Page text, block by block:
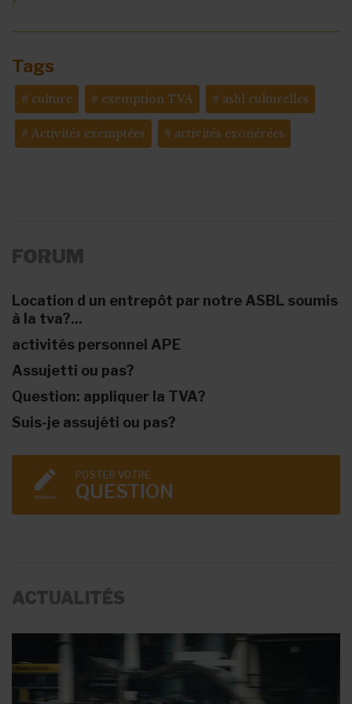
Tags
culture exemption TVA asbl culturelles
Activités exemptées activités exonérées
FORUM
Location d un entrepôt par notre ASBL soumis
à la tva?...
activités personnel APE
Assujetti ou pas?
Question: appliquer la TVA?
Suis-je assujéti ou pas?
POSTER VOTRE
QUESTION
ACTUALITÉS